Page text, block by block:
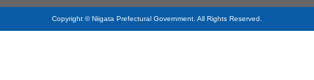
Copyright © Niigata Prefectural Government. All Rights Reserved.